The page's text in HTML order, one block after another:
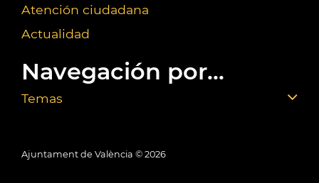
Atención ciudadana
Actualidad
Navegación por...
Temas
Ajuntament de València © 2026